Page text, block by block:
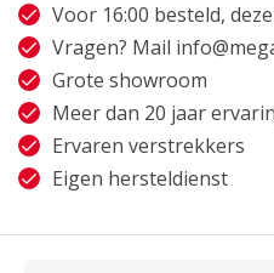
Voor 16:00 besteld,
Vragen? Mail
Grote showroom
Meer dan 20 jaar
Ervaren verstrekkers
Eigen hersteldienst